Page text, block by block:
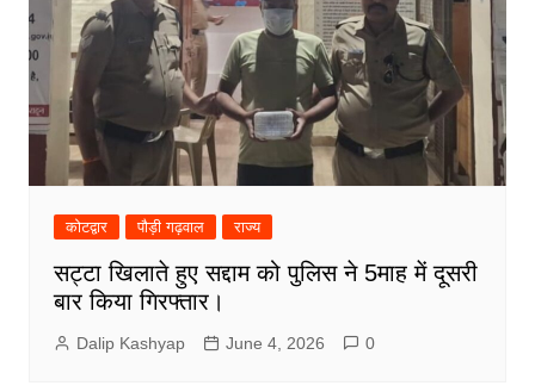
कोटद्वार पौड़ी गढ़वाल राज्य
सट्टा खिलाते हुए सद्दाम को पुलिस ने 5माह में दूसरी
बार किया गिरफ्तार।
Dalip Kashyap June 4, 2026 0